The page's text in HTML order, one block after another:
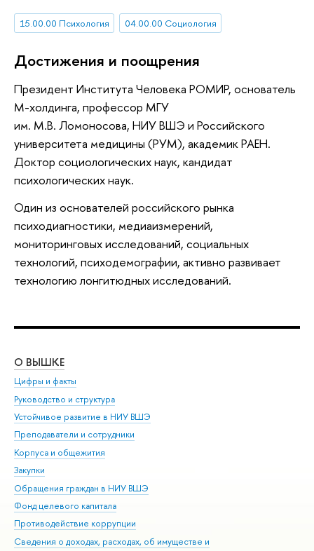
15.00.00 Психология 04.00.00 Социология
Достижения и поощрения
Президент Института Человека РОМИР, основатель
М-холдинга, профессор МГУ
им. М.В. Ломоносова, НИУ ВШЭ и Российского
университета медицины (РУМ), академик РАЕН.
Доктор социологических наук, кандидат
психологических наук.
Один из основателей российского рынка
психодиагностики, медиаизмерений,
мониторинговых исследований, социальных
технологий, психодемографии, активно развивает
технологию лонгитюдных исследований.
О ВЫШКЕ
Цифры и факты
Руководство и структура
Устойчивое развитие в НИУ ВШЭ
Преподаватели и сотрудники
Корпуса и общежития
Закупки
Обращения граждан в НИУ ВШЭ
Фонд целевого капитала
Противодействие коррупции
Сведения о доходах, расходах, об имуществе и